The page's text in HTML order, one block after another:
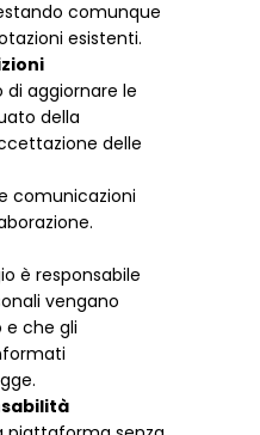
comunque
esistenti.
aggiornare le
della
delle
comunicazioni
è responsabile
vengano
e che gli